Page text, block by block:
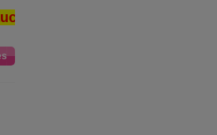
objet extérieur. Il ne